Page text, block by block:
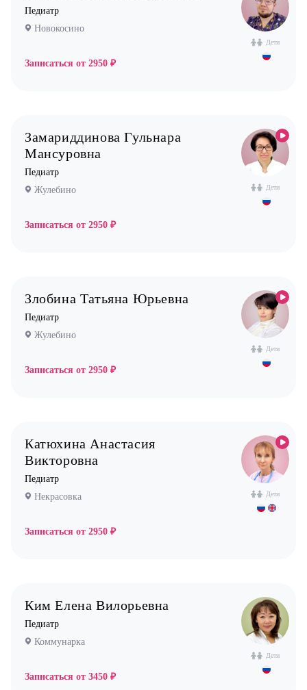
Дети
Педиатр
Новокосино
Записаться от 2950 ₽
Дети
Замариддинова Гульнара
Мансуровна
Педиатр
Жулебино
Записаться от 2950 ₽
Дети
Злобина Татьяна Юрьевна
Педиатр
Жулебино
Записаться от 2950 ₽
Дети
Катюхина Анастасия
Викторовна
Педиатр
Некрасовка
Записаться от 2950 ₽
Дети
Ким Елена Вилорьевна
Педиатр
Коммунарка
Записаться от 3450 ₽